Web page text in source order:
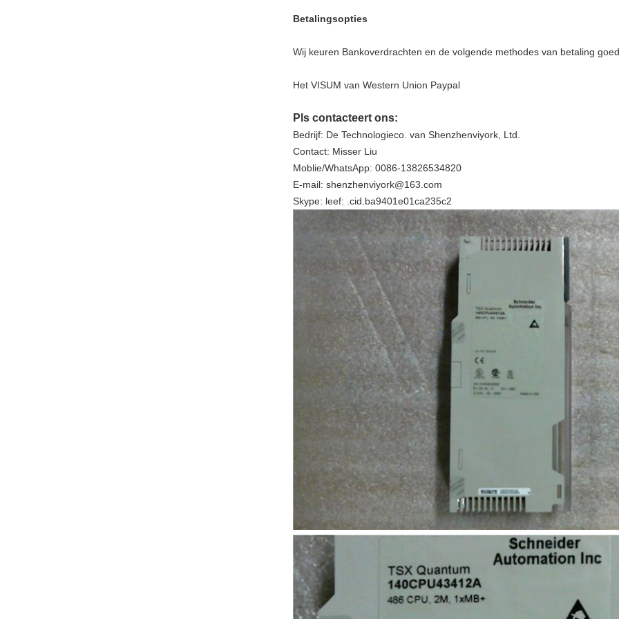
Betalingsopties
Wij keuren Bankoverdrachten en de volgende methodes van betaling
Het VISUM van Western Union Paypal
Pls contacteert ons:
Bedrijf: De Technologieco. van Shenzhenviyork, Ltd.
Contact: Misser Liu
Moblie/WhatsApp: 0086-13826534820
E-mail: shenzhenviyork@163.com
Skype: leef: .cid.ba9401e01ca235c2